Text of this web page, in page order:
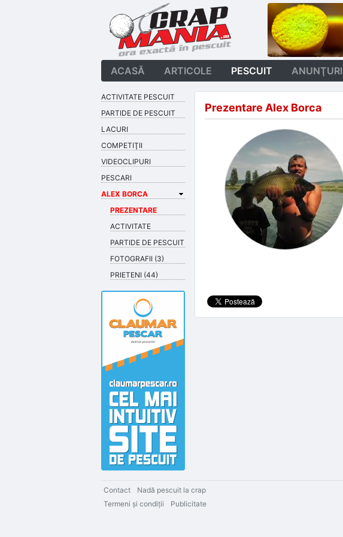
ACASĂ ARTICOLE PESCUIT ANUNŢURI
Prezentare Alex Borca
ACTIVITATE PESCUIT
PARTIDE DE PESCUIT
LACURI
COMPETIŢII
VIDEOCLIPURI
PESCARI
ALEX BORCA
PREZENTARE
ACTIVITATE
PARTIDE DE PESCUIT
FOTOGRAFII (3)
PRIETENI (44)
Contact
Nadă pescuit la crap
Termeni şi condiţii
Publicitate